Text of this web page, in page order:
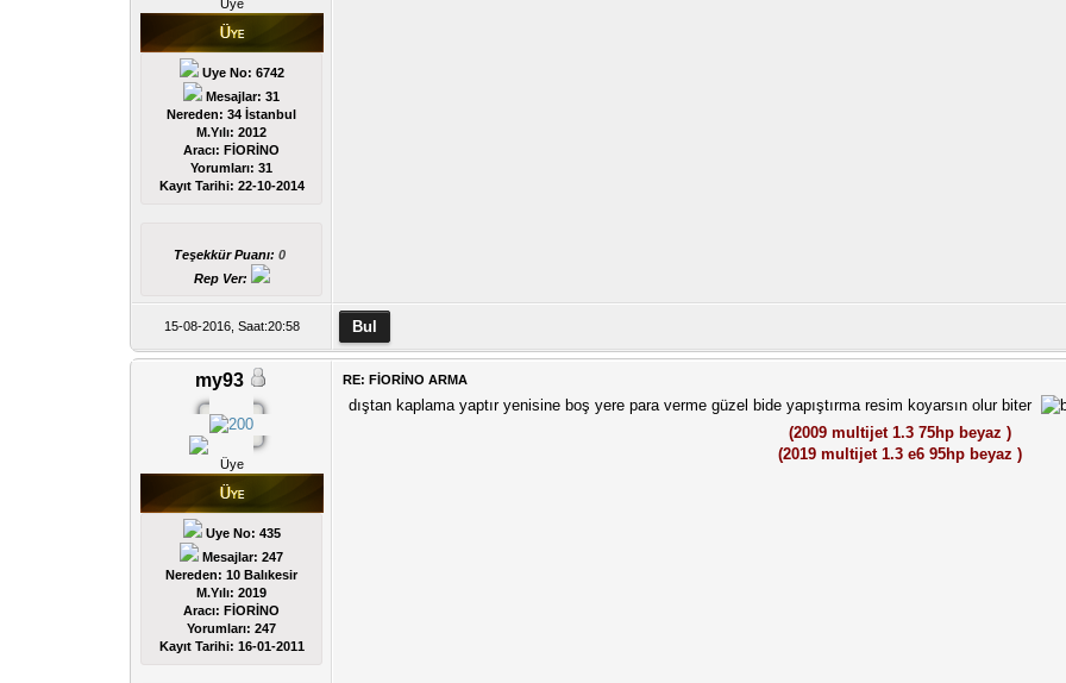
Üye
Uye No: 6742
Mesajlar: 31
Nereden: 34 İstanbul
M.Yılı: 2012
Aracı: FİORİNO
Yorumları:31
Kayıt Tarihi: 22-10-2014
Teşekkür Puanı:0
Rep Ver:
15-08-2016, Saat:20:58
my93
Üye
Uye No: 435
Mesajlar: 247
Nereden: 10 Balıkesir
M.Yılı: 2019
Aracı: FİORİNO
Yorumları:247
Kayıt Tarihi: 16-01-2011
RE: FİORİNO ARMA
dıştan kaplama yaptır yenisine boş yere para verme güzel bide yapıştırma resim koyarsın olur biter
(2009 multijet 1.3 75hp beyaz )
(2019 multijet 1.3 e6 95hp beyaz )